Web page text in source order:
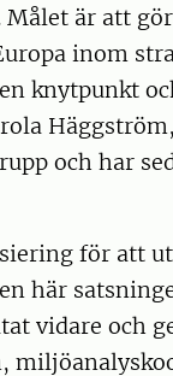
är att
inom
knytpunkt
och har
för att
här
vidare och